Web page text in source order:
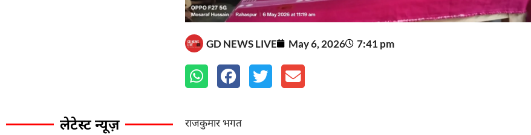
लेटेस्ट न्यूज़
GD NEWS LIVE May 6, 2026 7:41 pm
राजकुमार भगत